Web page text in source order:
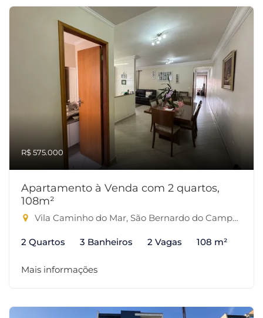
R$ 575.000
Apartamento à Venda com 2 quartos,
108m²
Vila Caminho do Mar, São Bernardo do Campo-SP
2 Quartos 3 Banheiros 2 Vagas 108 m²
Mais informações